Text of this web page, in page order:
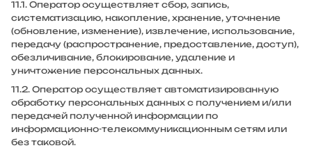
11.1. Оператор осуществляет сбор, запись,
систематизацию, накопление, хранение, уточнение
(обновление, изменение), извлечение, использование,
передачу (распространение, предоставление, доступ),
обезличивание, блокирование, удаление и
уничтожение персональных данных.
11.2. Оператор осуществляет автоматизированную
обработку персональных данных с получением и/или
передачей полученной информации по
информационно-телекоммуникационным сетям или
без таковой.